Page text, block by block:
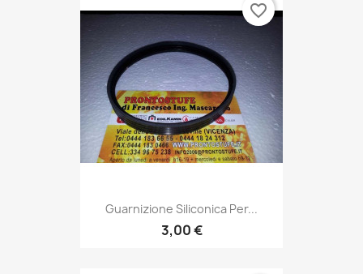
Guarnizione Siliconica Per...
3,00 €
favorite_border